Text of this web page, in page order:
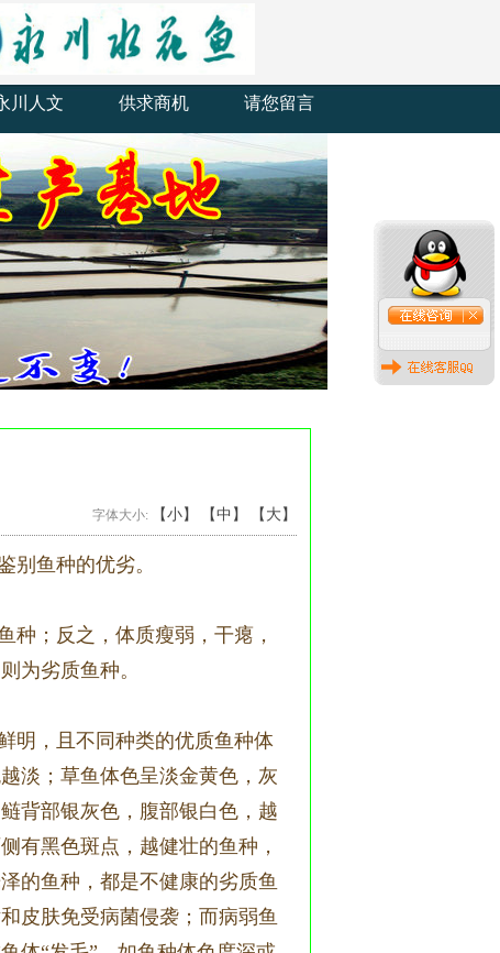
川人文 供求商机 请您留言
字体大小: 【小】 【中】 【大】
别鱼种的优劣。
种；反之，体质瘦弱，干瘪，
为劣质鱼种。
明，且不同种类的优质鱼种体
淡；草鱼体色呈淡金黄色，灰
背部银灰色，腹部银白色，越
有黑色斑点，越健壮的鱼种，
的鱼种，都是不健康的劣质鱼
皮肤免受病菌侵袭；而病弱鱼